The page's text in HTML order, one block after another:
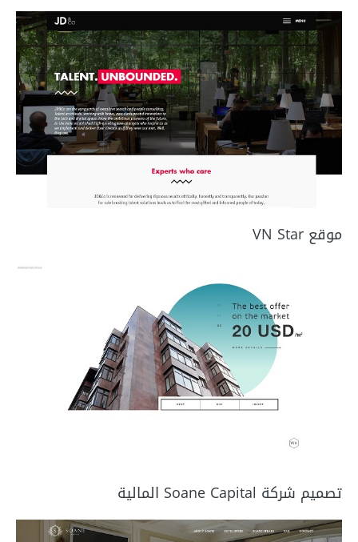
موقع VN Star
تصميم شركة Soane Capital المالية